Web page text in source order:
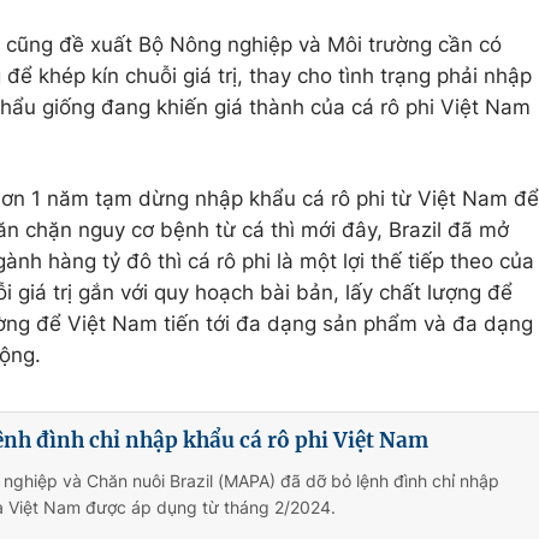
đề xuất Bộ Nông nghiệp và Môi trường cần có
khép kín chuỗi giá trị, thay cho tình trạng phải nhập
giống đang khiến giá thành của cá rô phi Việt Nam
1 năm tạm dừng nhập khẩu cá rô phi từ Việt Nam để
chặn nguy cơ bệnh từ cá thì mới đây, Brazil đã mở
hàng tỷ đô thì cá rô phi là một lợi thế tiếp theo của
giá trị gắn với quy hoạch bài bản, lấy chất lượng để
để Việt Nam tiến tới đa dạng sản phẩm và đa dạng
đình chỉ nhập khẩu cá rô phi Việt Nam
và Chăn nuôi Brazil (MAPA) đã dỡ bỏ lệnh đình chỉ nhập
Việt Nam được áp dụng từ tháng 2/2024.